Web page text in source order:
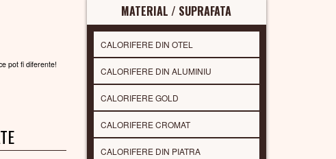
pot fi diferente!
MATERIAL / SUPRAFATA
CALORIFERE DIN OTEL
CALORIFERE DIN ALUMINIU
CALORIFERE GOLD
CALORIFERE CROMAT
CALORIFERE DIN PIATRA